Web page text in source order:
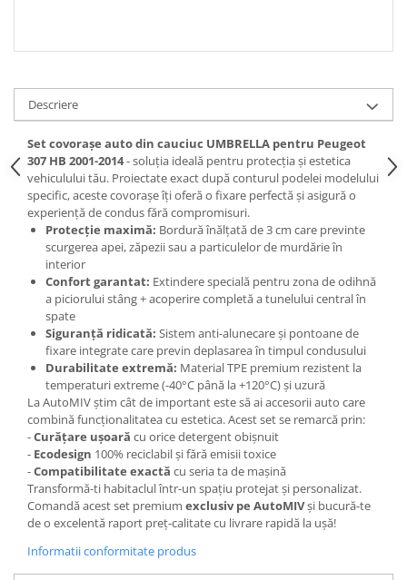
Curatare si Detailing Interior
Vopsitorie, Chituri si Adezivi
Curatare si Detailing Exterior
Articole Auto Sezoniere
Produse de Iarna
Cabluri Pornire
Produse de Vara
Blog
Descriere
Set covorașe auto din cauciuc UMBRELLA pentru Peugeot
307 HB 2001-2014- soluția ideală pentru protecția și estetica
vehiculului tău. Proiectate exact după conturul podelei modelului
specific, aceste covorașe îți oferă o fixare perfectă și asigură o
experiență de condus fără compromisuri.
Protecție maximă: Bordură înălțată de 3 cm care previnte
scurgerea apei, zăpezii sau a particulelor de murdărie în
interior
Confort garantat: Extindere specială pentru zona de odihnă
a piciorului stâng + acoperire completă a tunelului central în
spate
Siguranță ridicată: Sistem anti-alunecare și pontoane de
fixare integrate care previn deplasarea în timpul condusului
Durabilitate extremă: Material TPE premium rezistent la
temperaturi extreme (-40°C până la +120°C) și uzură
La AutoMIV știm cât de important este să ai accesorii auto care
combină funcționalitatea cu estetica. Acest set se remarcă prin:
-Curățare ușoară cu orice detergent obișnuit
- Ecodesign 100% reciclabil și fără emisii toxice
-Compatibilitate exactă cu seria ta de mașină
Transformă-ti habitaclul într-un spațiu protejat și personalizat.
Comandă acest set premium exclusiv pe AutoMIVși bucură-te
de o excelentă raport preț-calitate cu livrare rapidă la ușă!
Informatii conformitate produs